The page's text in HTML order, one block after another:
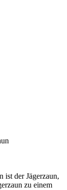
ist der Jägerzaun,
zu einem